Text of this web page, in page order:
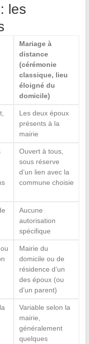
les
Mariage à
distance
(cérémonie
classique, lieu
éloigné du
domicile)
Les deux époux
présents à la
mairie
Ouvert à tous,
sous réserve
d’un lien avec la
commune choisie
Aucune
autorisation
spécifique
Mairie du
domicile ou de
résidence d’un
des époux (ou
d’un parent)
Variable selon la
mairie,
généralement
quelques